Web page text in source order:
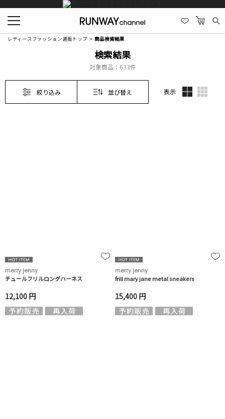
レディースファッション通販トップ 商品検索結果
検索結果
対象商品： 633件
絞り込み 並び替え 表示
merry jenny
チュールフリルロングハーネス
12,100 円
merry jenny
frill mary jane metal sneakers
15,400 円